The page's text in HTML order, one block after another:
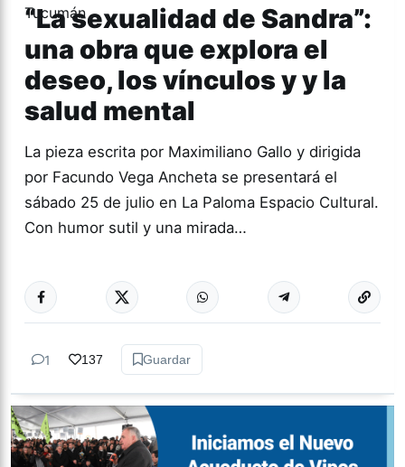
“La sexualidad de Sandra”:
una obra que explora el
deseo, los vínculos y y la
salud mental
La pieza escrita por Maximiliano Gallo y dirigida
por Facundo Vega Ancheta se presentará el
sábado 25 de julio en La Paloma Espacio Cultural.
Con humor sutil y una mirada…
TEATRO Más
1 137 Guardar